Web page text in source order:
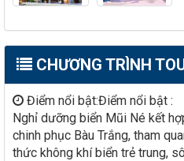
CHƯƠNG TRÌNH
Điểm nổi bật:Điểm nổi bật :
Nghỉ dưỡng biển Mũi Né kết
chinh phục Bàu Trắng, tham
thức không khí biển trẻ trung,